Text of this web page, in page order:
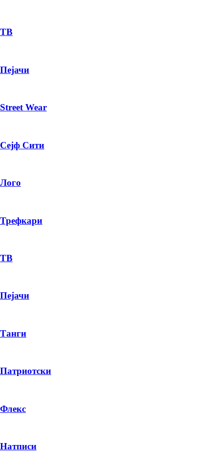
ПЛАТИ ПРИ ДОСТАВА ВО КЕШ
ТВ
Пејачи
Street Wear
Сејф Сити
Лого
Трефкари
ТВ
Пејачи
Танги
Патриотски
Флекс
Натписи